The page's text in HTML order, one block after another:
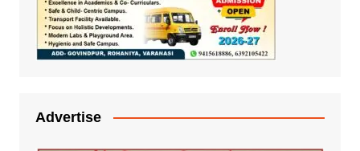
Advertise